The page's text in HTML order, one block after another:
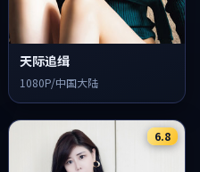
天际追缉
1080P/中国大陆
6.8